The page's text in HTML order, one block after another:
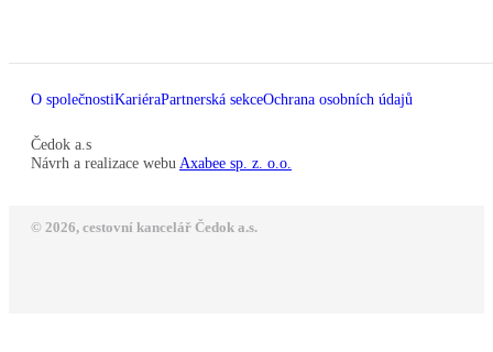
O společnostiKariéraPartnerská sekceOchrana osobních údajů
Čedok a.s
Návrh a realizace webu Axabee sp. z. o.o.
© 2026, cestovní kancelář Čedok a.s.